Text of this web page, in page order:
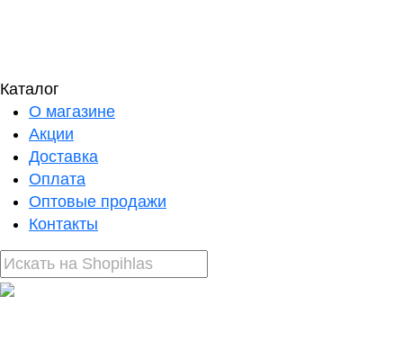
Каталог
О магазине
Акции
Доставка
Оплата
Оптовые продажи
Контакты